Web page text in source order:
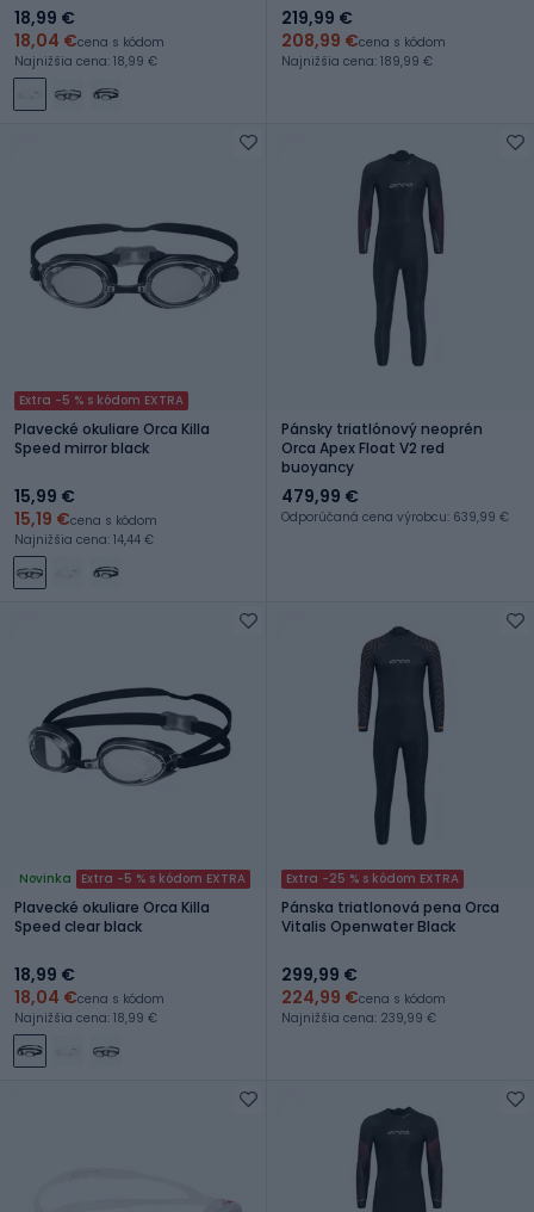
18,99 €
18,04 €cena s kódom
Najnižšia cena: 18,99 €
219,99 €
208,99 €cena s kódom
Najnižšia cena: 189,99 €
Extra -5 % s kódom EXTRA
Plavecké okuliare Orca Killa
Speed mirror black
15,99 €
15,19 €cena s kódom
Najnižšia cena: 14,44 €
Pánsky triatlónový neoprén
Orca Apex Float V2 red
buoyancy
479,99 €
Odporúčaná cena výrobcu: 639,99 €
Novinka Extra -5 % s kódom EXTRA
Plavecké okuliare Orca Killa
Speed clear black
18,99 €
18,04 €cena s kódom
Najnižšia cena: 18,99 €
Extra -25 % s kódom EXTRA
Pánska triatlonová pena Orca
Vitalis Openwater Black
299,99 €
224,99 €cena s kódom
Najnižšia cena: 239,99 €